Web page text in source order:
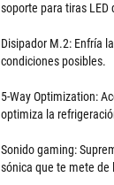
soporte para tiras LED
Disipador M.2: Enfría
condiciones posibles.
5-Way Optimization:
optimiza la
Sonido gaming:
sónica que te mete de